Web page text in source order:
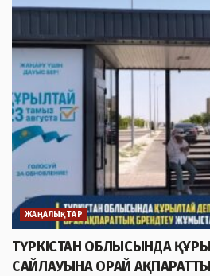
ЖАҢАЛЫҚТАР
ТҮРКІСТАН ОБЛЫСЫНДА
САЙЛАУЫНА ОРАЙ